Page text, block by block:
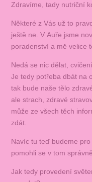
Zdravíme, tady nutriční
Některé z Vás už to
ještě ne. V Auře jsme
poradenství a mě velice
Nedá se nic dělat,
Je tedy potřeba dbát na
tak bude naše tělo
ale strach, zdravé
může ze všech těch
zdát.
Navíc tu teď budeme
pomohli se v tom
Jak tedy provedení